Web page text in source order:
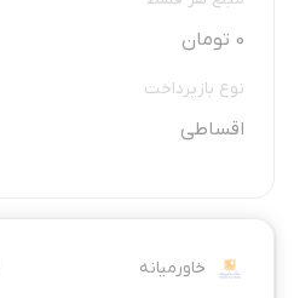
0 تومان
نوع بازپرداخت
اقساطی
خاورمیانه